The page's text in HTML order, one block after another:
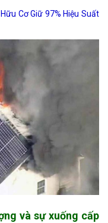
Cơ Giữ 97% Hiệu Suất
và sự xuống cấp